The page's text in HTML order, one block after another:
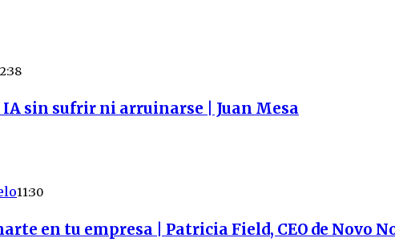
IA sin sufrir ni arruinarse | Juan Mesa
11:30
en tu empresa | Patricia Field, CEO de Novo